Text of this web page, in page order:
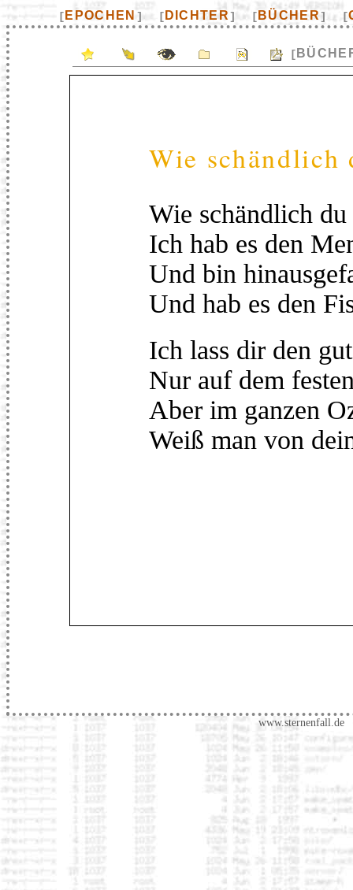
[ EPOCHEN ] [ DICHTER] [ BÜCHER] [
[
Wie schändlich
Wie schändlich du
Ich hab es den
Und bin
Und hab es den
Ich lass dir den
Nur auf dem
Aber im ganzen
Weiß man von
www.sternenfall.de